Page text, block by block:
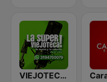
VIEJOTECA "para Beber y Gozar"